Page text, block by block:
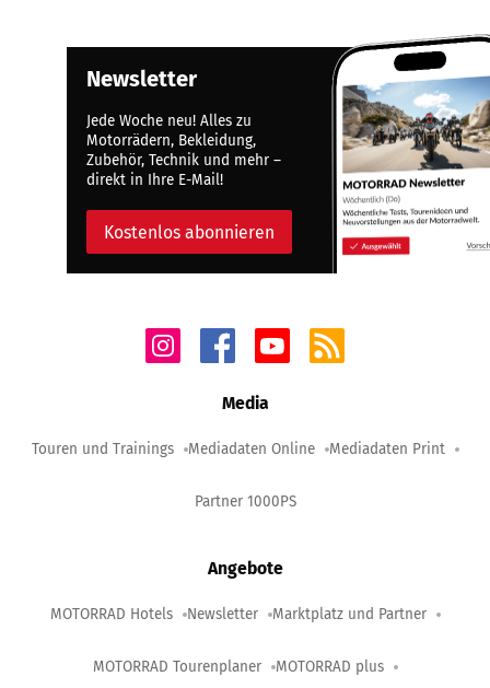
Newsletter
Jede Woche neu! Alles zu
Motorrädern, Bekleidung,
Zubehör, Technik und mehr –
direkt in Ihre E-Mail!
Kostenlos abonnieren
Media
Touren und Trainings Mediadaten Online Mediadaten Print
Partner 1000PS
Angebote
MOTORRAD Hotels Newsletter Marktplatz und Partner
MOTORRAD Tourenplaner MOTORRAD plus